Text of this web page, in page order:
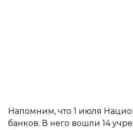
Напомним, что 1 июля
банков. В него вошли 14